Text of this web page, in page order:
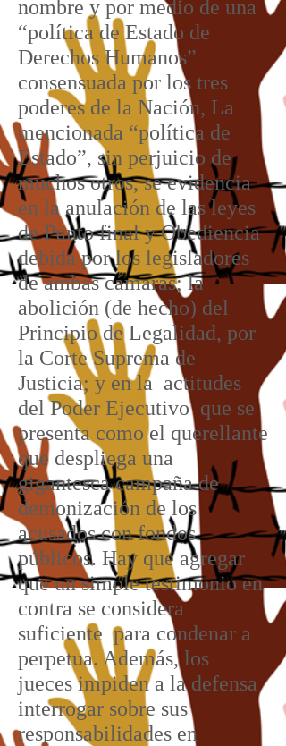
nombre y por medio de una
“política de Estado de
Derechos Humanos”
consensuada por los tres
poderes de la Nación, La
mencionada “política de
Estado”, sin perjuicio de
muchos otros, se evidencia
en la anulación de las leyes
de Punto final y Obediencia
debida por los legisladores
de ambas cámaras; la
abolición (de hecho) del
Principio de Legalidad, por
la Corte Suprema de
Justicia; y en la actitudes
del Poder Ejecutivo que se
presenta como el querellante
que despliega una
gigantesca campaña de
demonización de los
acusados con fondos
públicos. Hay que agregar
que un simple testimonio en
contra se considera
suficiente para condenar a
perpetua. Además, los
jueces impiden a la defensa
interrogar sobre sus
responsabilidades en